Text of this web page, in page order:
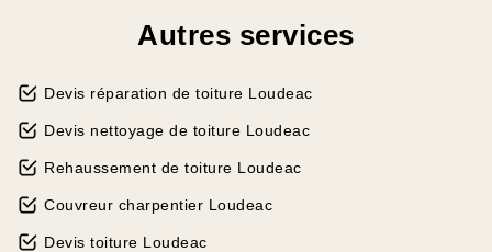
Autres services
Devis réparation de toiture Loudeac
Devis nettoyage de toiture Loudeac
Rehaussement de toiture Loudeac
Couvreur charpentier Loudeac
Devis toiture Loudeac